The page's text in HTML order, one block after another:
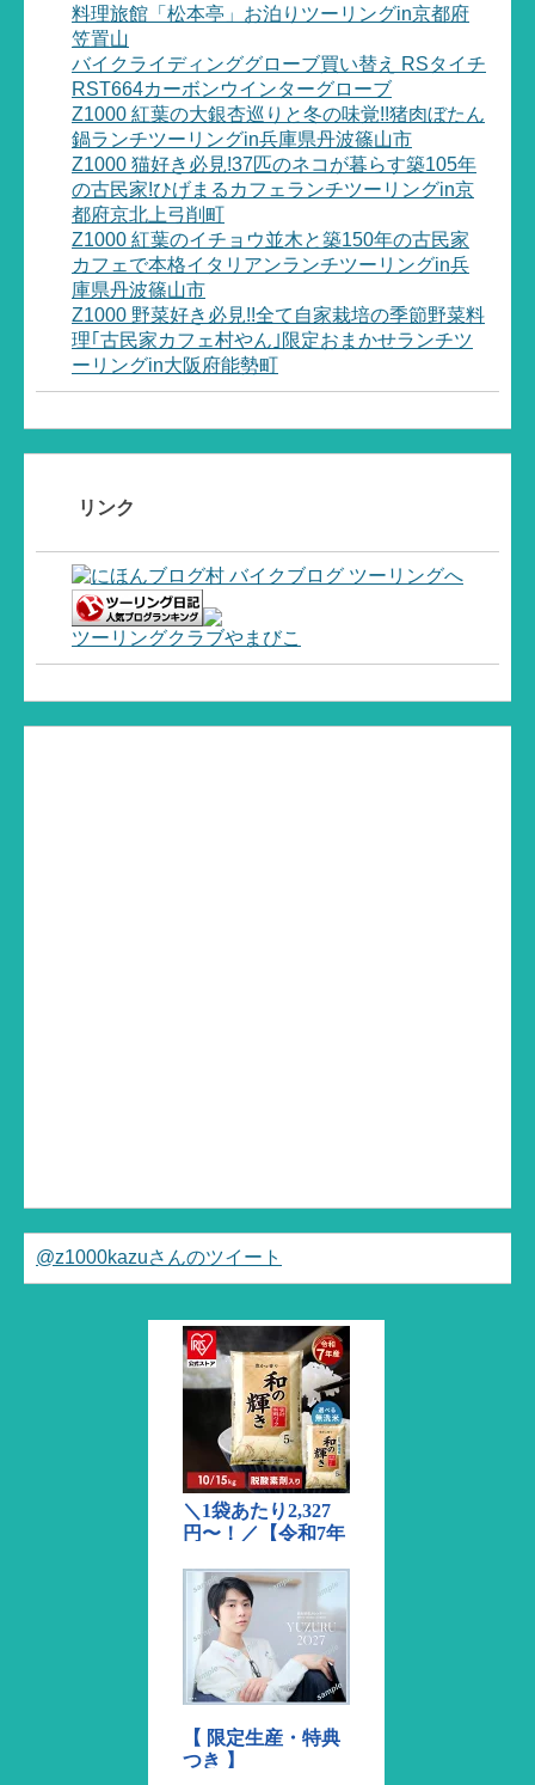
料理旅館「松本亭」お泊りツーリングin京都府
笠置山
バイクライディンググローブ買い替え RSタイチ
RST664カーボンウインターグローブ
Z1000 紅葉の大銀杏巡りと冬の味覚!!猪肉ぼたん
鍋ランチツーリングin兵庫県丹波篠山市
Z1000 猫好き必見!37匹のネコが暮らす築105年
の古民家!ひげまるカフェランチツーリングin京
都府京北上弓削町
Z1000 紅葉のイチョウ並木と築150年の古民家
カフェで本格イタリアンランチツーリングin兵
庫県丹波篠山市
Z1000 野菜好き必見!!全て自家栽培の季節野菜料
理｢古民家カフェ村やん｣限定おまかせランチツ
ーリングin大阪府能勢町
リンク
ツーリングクラブやまびこ
@z1000kazuさんのツイート